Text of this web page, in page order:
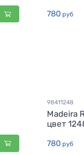
780руб
98411248
Madeira
цвет
780руб